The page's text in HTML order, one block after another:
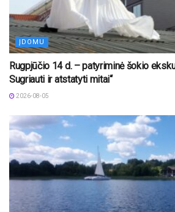
ĮDOMU
Rugpjūčio 14 d. – patyriminė šokio
Sugriauti ir atstatyti mitai“
2026-08-05